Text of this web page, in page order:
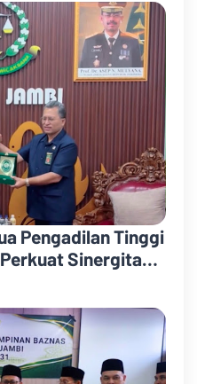
Pengadilan Tinggi
Sinergitas